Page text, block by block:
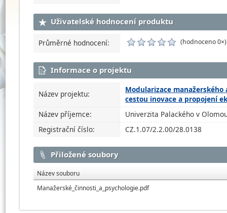
Uživatelské hodnocení produktu
Průměrné hodnocení: (hodnoceno 0×)
Informace o projektu
Název projektu:
Modularizace
cestou inovace a propojení
Název příjemce:
Univerzita Palackého v
Registrační číslo:
CZ.1.07/2.2.00/28.0138
Přiložené soubory
Název souboru
Manažerské_činnosti_a_psychologie.pdf